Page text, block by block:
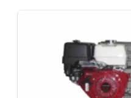
du matériel en bon état.
les filtres avant de
bris de machine en